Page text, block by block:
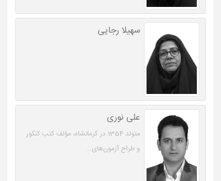
سهیلا رجایی
علی نوری
متولد 1354 در کرمانشاه، مؤلف کتب کنکور
و طراح آزمون‌های...